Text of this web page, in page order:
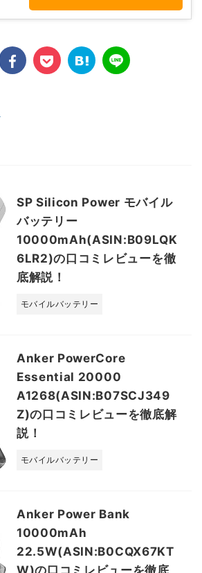
SP Silicon Power モバイル
バッテリー
10000mAh(ASIN:B09LQK
6LR2)の口コミレビューを徹
底解説！
モバイルバッテリー
Anker PowerCore
Essential 20000
A1268(ASIN:B07SCJ349
Z)の口コミレビューを徹底解
説！
モバイルバッテリー
Anker Power Bank
10000mAh
22.5W(ASIN:B0CQX67KT
W)の口コミレビューを徹底